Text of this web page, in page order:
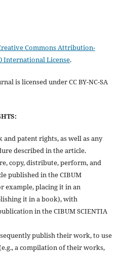
Commons Attribution-
International License.
is licensed under CC BY-NC-SA
patent rights, as well as any
described in the article.
copy, distribute, perform, and
published in the CIBUM
example, placing it in an
it in a book), with
in the CIBUM SCIENTIA
publish their work, to use
a compilation of their works,